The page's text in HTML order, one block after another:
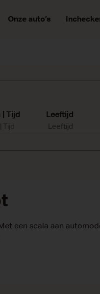
Onze auto’s
| Tijd
Leeftijd
een scala aan